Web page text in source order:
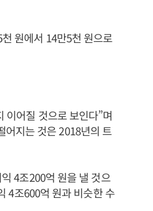
원에서 14만5천 원으로
이어질 것으로 보인다”며
어지는 것은 2018년의 트
4조200억 원을 낼 것으
4조600억 원과 비슷한 수